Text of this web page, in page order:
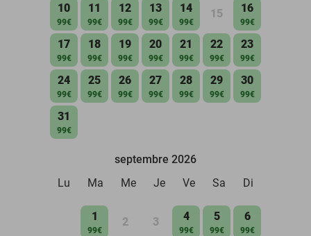
10
99€
11
99€
12
99€
13
99€
14
99€
15 16
99€
17
99€
18
99€
19
99€
20
99€
21
99€
22
99€
23
99€
24
99€
25
99€
26
99€
27
99€
28
99€
29
99€
30
99€
31
99€
septembre 2026
Lu
Ma Me Je Ve Sa Di
1
99€
2 3 4
99€
5
99€
6
99€